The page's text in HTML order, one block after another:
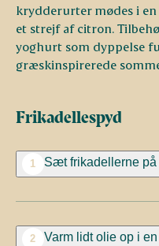
krydderurter mødes i
et strejf af citron.
yoghurt som dyppelse
græskinspirerede
Frikadellespyd
1 Sæt frikadellerne på
2
Varm lidt olie op i